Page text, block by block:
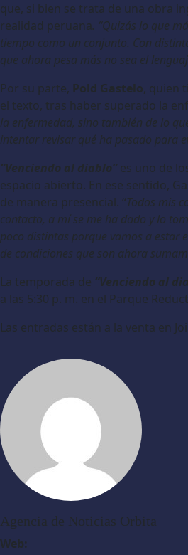
que, si bien se trata de una obra
realidad peruana. “Quizás lo que
tiempo como un conjunto. Con
que ahora pesa más no sea el
Por su parte, Pold Gastelo, quien
el texto, tras haber superado la
la enfermedad, sino también de lo
intentar revisar qué ha pasado para
“Venciendo al diablo”es uno de
espacio abierto. En ese sentido,
de manera presencial. “Todos mis
contacto, a mí se me ha dado y lo
poco distintas porque vamos a estar
de condiciones que son ahora
La temporada de “Venciendo al
a las 5:30 p. m. en el Parque
Las entradas están a la venta en
Agencia de Noticias Orbita
Web: